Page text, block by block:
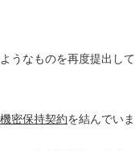
うなものを再度提出して
機密保持契約を結んでいま